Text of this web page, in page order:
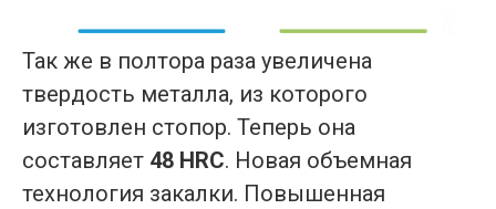
Так же в полтора раза увеличена
твердость металла, из которого
изготовлен стопор. Теперь она
составляет 48 HRC. Новая объемная
технология закалки. Повышенная